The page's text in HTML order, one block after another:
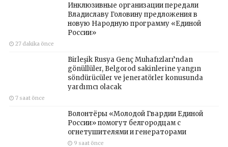
Инклюзивные организации передали
Владиславу Головину предложения в
новую Народную программу «Единой
России»
27 dakika önce
Birleşik Rusya Genç Muhafızları’ndan
gönüllüler, Belgorod sakinlerine yangın
söndürücüler ve jeneratörler konusunda
yardımcı olacak
7 saat önce
Волонтёры «Молодой Гвардии Единой
России» помогут белгородцам с
огнетушителями и генераторами
9 saat önce